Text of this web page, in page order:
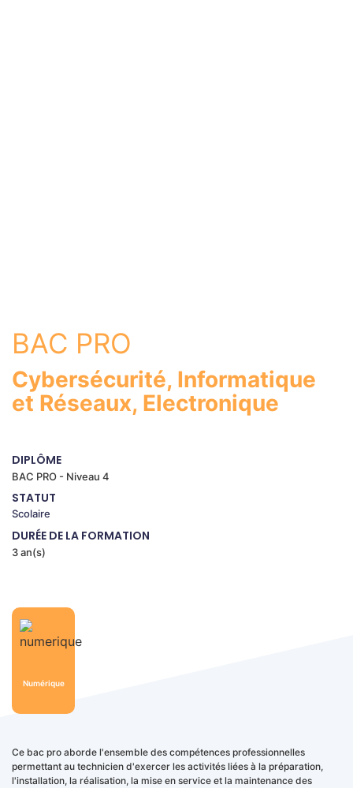
BAC PRO
Cybersécurité, Informatique
et Réseaux, Electronique
DIPLÔME
BAC PRO - Niveau 4
STATUT
Scolaire
DURÉE DE LA FORMATION
3 an(s)
Numérique
Ce bac pro aborde l'ensemble des compétences professionnelles
permettant au technicien d'exercer les activités liées à la préparation,
l'installation, la réalisation, la mise en service et la maintenance des